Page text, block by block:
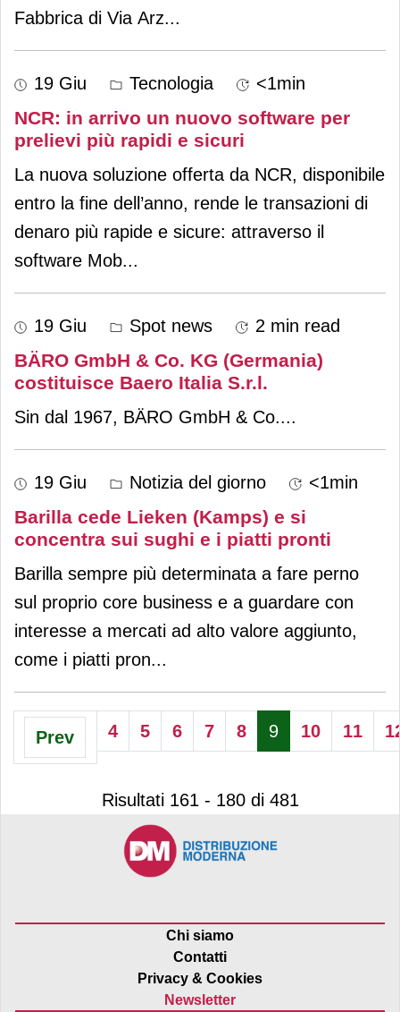
Fabbrica di Via Arz...
19 Giu Tecnologia <1min
NCR: in arrivo un nuovo software per
prelievi più rapidi e sicuri
La nuova soluzione offerta da NCR, disponibile
entro la fine dell’anno, rende le transazioni di
denaro più rapide e sicure: attraverso il
software Mob...
19 Giu Spot news 2 min read
BÄRO GmbH & Co. KG (Germania)
costituisce Baero Italia S.r.l.
Sin dal 1967, BÄRO GmbH & Co....
19 Giu Notizia del giorno <1min
Barilla cede Lieken (Kamps) e si
concentra sui sughi e i piatti pronti
Barilla sempre più determinata a fare perno
sul proprio core business e a guardare con
interesse a mercati ad alto valore aggiunto,
come i piatti pron...
Prev 4 5 6 7 8 9 10 11
Risultati 161 - 180 di 481
Chi siamo
Contatti
Privacy & Cookies
Newsletter